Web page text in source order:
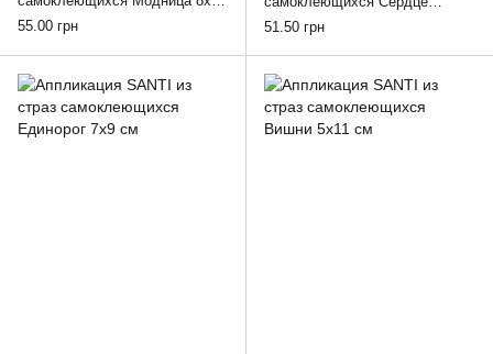
см
55.00 грн
красное 6х10 см
51.50 грн